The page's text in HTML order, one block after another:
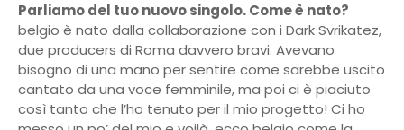
Parliamo del tuo nuovo singolo. Come è nato?
belgio è nato dalla collaborazione con i Dark Svrikatez,
due producers di Roma davvero bravi. Avevano
bisogno di una mano per sentire come sarebbe uscito
cantato da una voce femminile, ma poi ci è piaciuto
così tanto che l’ho tenuto per il mio progetto! Ci ho